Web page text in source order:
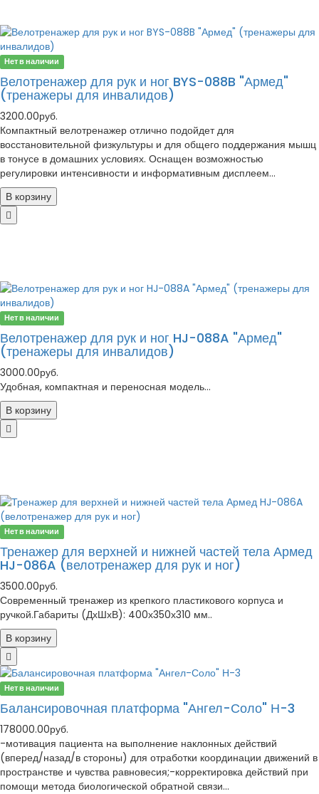
Нет в наличии
Велотренажер для рук и ног BYS-088B "Армед"
(тренажеры для инвалидов)
3200.00руб.
Компактный велотренажер отлично подойдет для
восстановительной физкультуры и для общего поддержания мышц
в тонусе в домашних условиях. Оснащен возможностью
регулировки интенсивности и информативным дисплеем...
В корзину
Нет в наличии
Велотренажер для рук и ног HJ-088A "Армед"
(тренажеры для инвалидов)
3000.00руб.
Удобная, компактная и переносная модель...
В корзину
Нет в наличии
Тренажер для верхней и нижней частей тела Армед
HJ-086A (велотренажер для рук и ног)
3500.00руб.
Современный тренажер из крепкого пластикового корпуса и
ручкой.Габариты (ДхШхВ): 400х350х310 мм..
В корзину
Нет в наличии
Балансировочная платформа "Ангел-Соло" Н-3
178000.00руб.
-мотивация пациента на выполнение наклонных действий
(вперед/назад/в стороны) для отработки координации движений в
пространстве и чувства равновесия;-корректировка действий при
помощи метода биологической обратной связи...